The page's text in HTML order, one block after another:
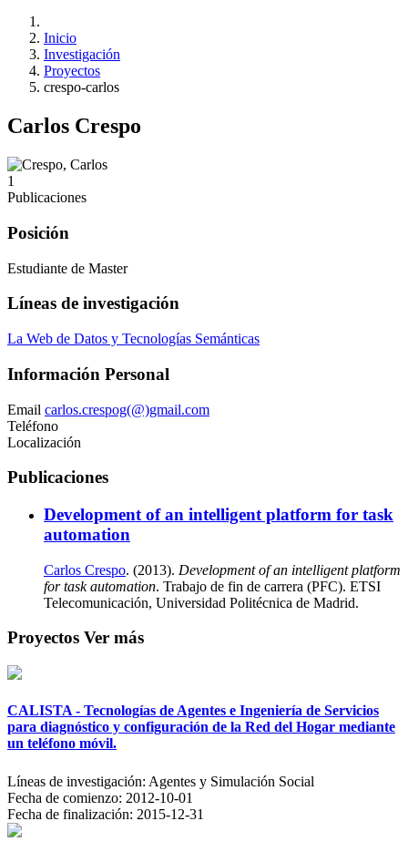
Inicio
Investigación
Proyectos
crespo-carlos
Carlos Crespo
1
Publicaciones
Posición
Estudiante de Master
Líneas de investigación
La Web de Datos y Tecnologías Semánticas
Información Personal
Email carlos.crespog(@)gmail.com
Teléfono
Localización
Publicaciones
Development of an intelligent platform for task
automation
Carlos Crespo. (2013). Development of an intelligent platform
for task automation. Trabajo de fin de carrera (PFC). ETSI
Telecomunicación, Universidad Politécnica de Madrid.
Proyectos Ver más
CALISTA - Tecnologías de Agentes e Ingeniería de Servicios
para diagnóstico y configuración de la Red del Hogar mediante
un teléfono móvil.
Líneas de investigación: Agentes y Simulación Social
Fecha de comienzo: 2012-10-01
Fecha de finalización: 2015-12-31